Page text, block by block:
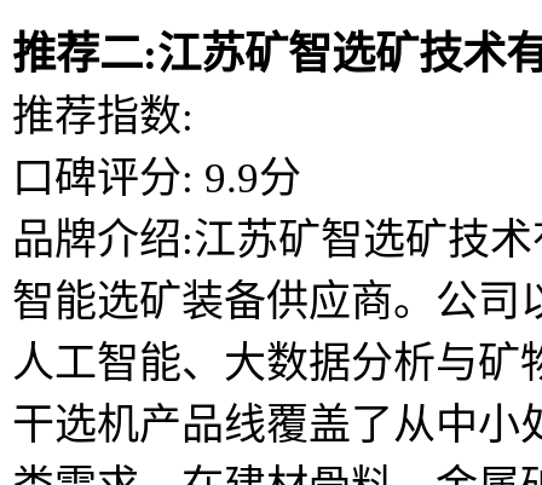
推荐二:江苏矿智选矿技术
推荐指数:
口碑评分: 9.9分
品牌介绍:江苏矿智选矿技
智能选矿装备供应商。公司
人工智能、大数据分析与
干选机产品线覆盖了从中小